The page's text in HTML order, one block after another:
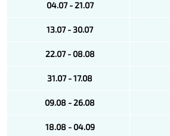
04.07 - 21.07
13.07 - 30.07
22.07 - 08.08
31.07 - 17.08
09.08 - 26.08
18.08 - 04.09